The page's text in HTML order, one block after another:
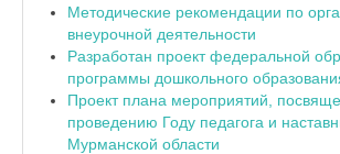
Методические рекомендации по
внеурочной деятельности
Разработан проект федеральной
программы дошкольного
Проект плана мероприятий,
проведению Году педагога и
Мурманской области